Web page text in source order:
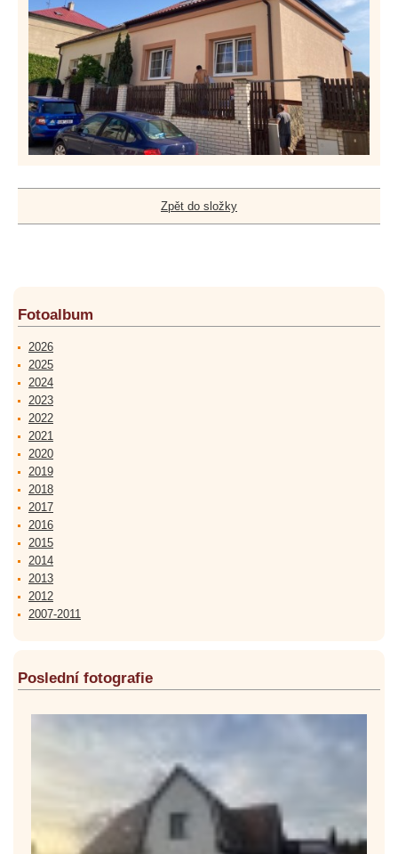
Zpět do složky
Fotoalbum
2026
2025
2024
2023
2022
2021
2020
2019
2018
2017
2016
2015
2014
2013
2012
2007-2011
Poslední fotografie